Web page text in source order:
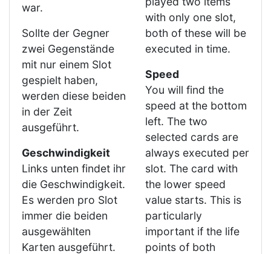
war.
Sollte der Gegner
zwei Gegenstände
mit nur einem Slot
gespielt haben,
werden diese beiden
in der Zeit
ausgeführt.
Geschwindigkeit
Links unten findet ihr
die Geschwindigkeit.
Es werden pro Slot
immer die beiden
ausgewählten
Karten ausgeführt.
with only one slot,
both of these will be
executed in time.
Speed
You will find the
speed at the bottom
left. The two
selected cards are
always executed per
slot. The card with
the lower speed
value starts. This is
particularly
important if the life
points of both